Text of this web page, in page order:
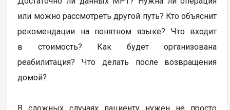
или можно рассмотреть другой путь? Кто объяснит
рекомендации на понятном языке? Что входит
в стоимость? Как будет организована
реабилитация? Что делать после возвращения
домой?